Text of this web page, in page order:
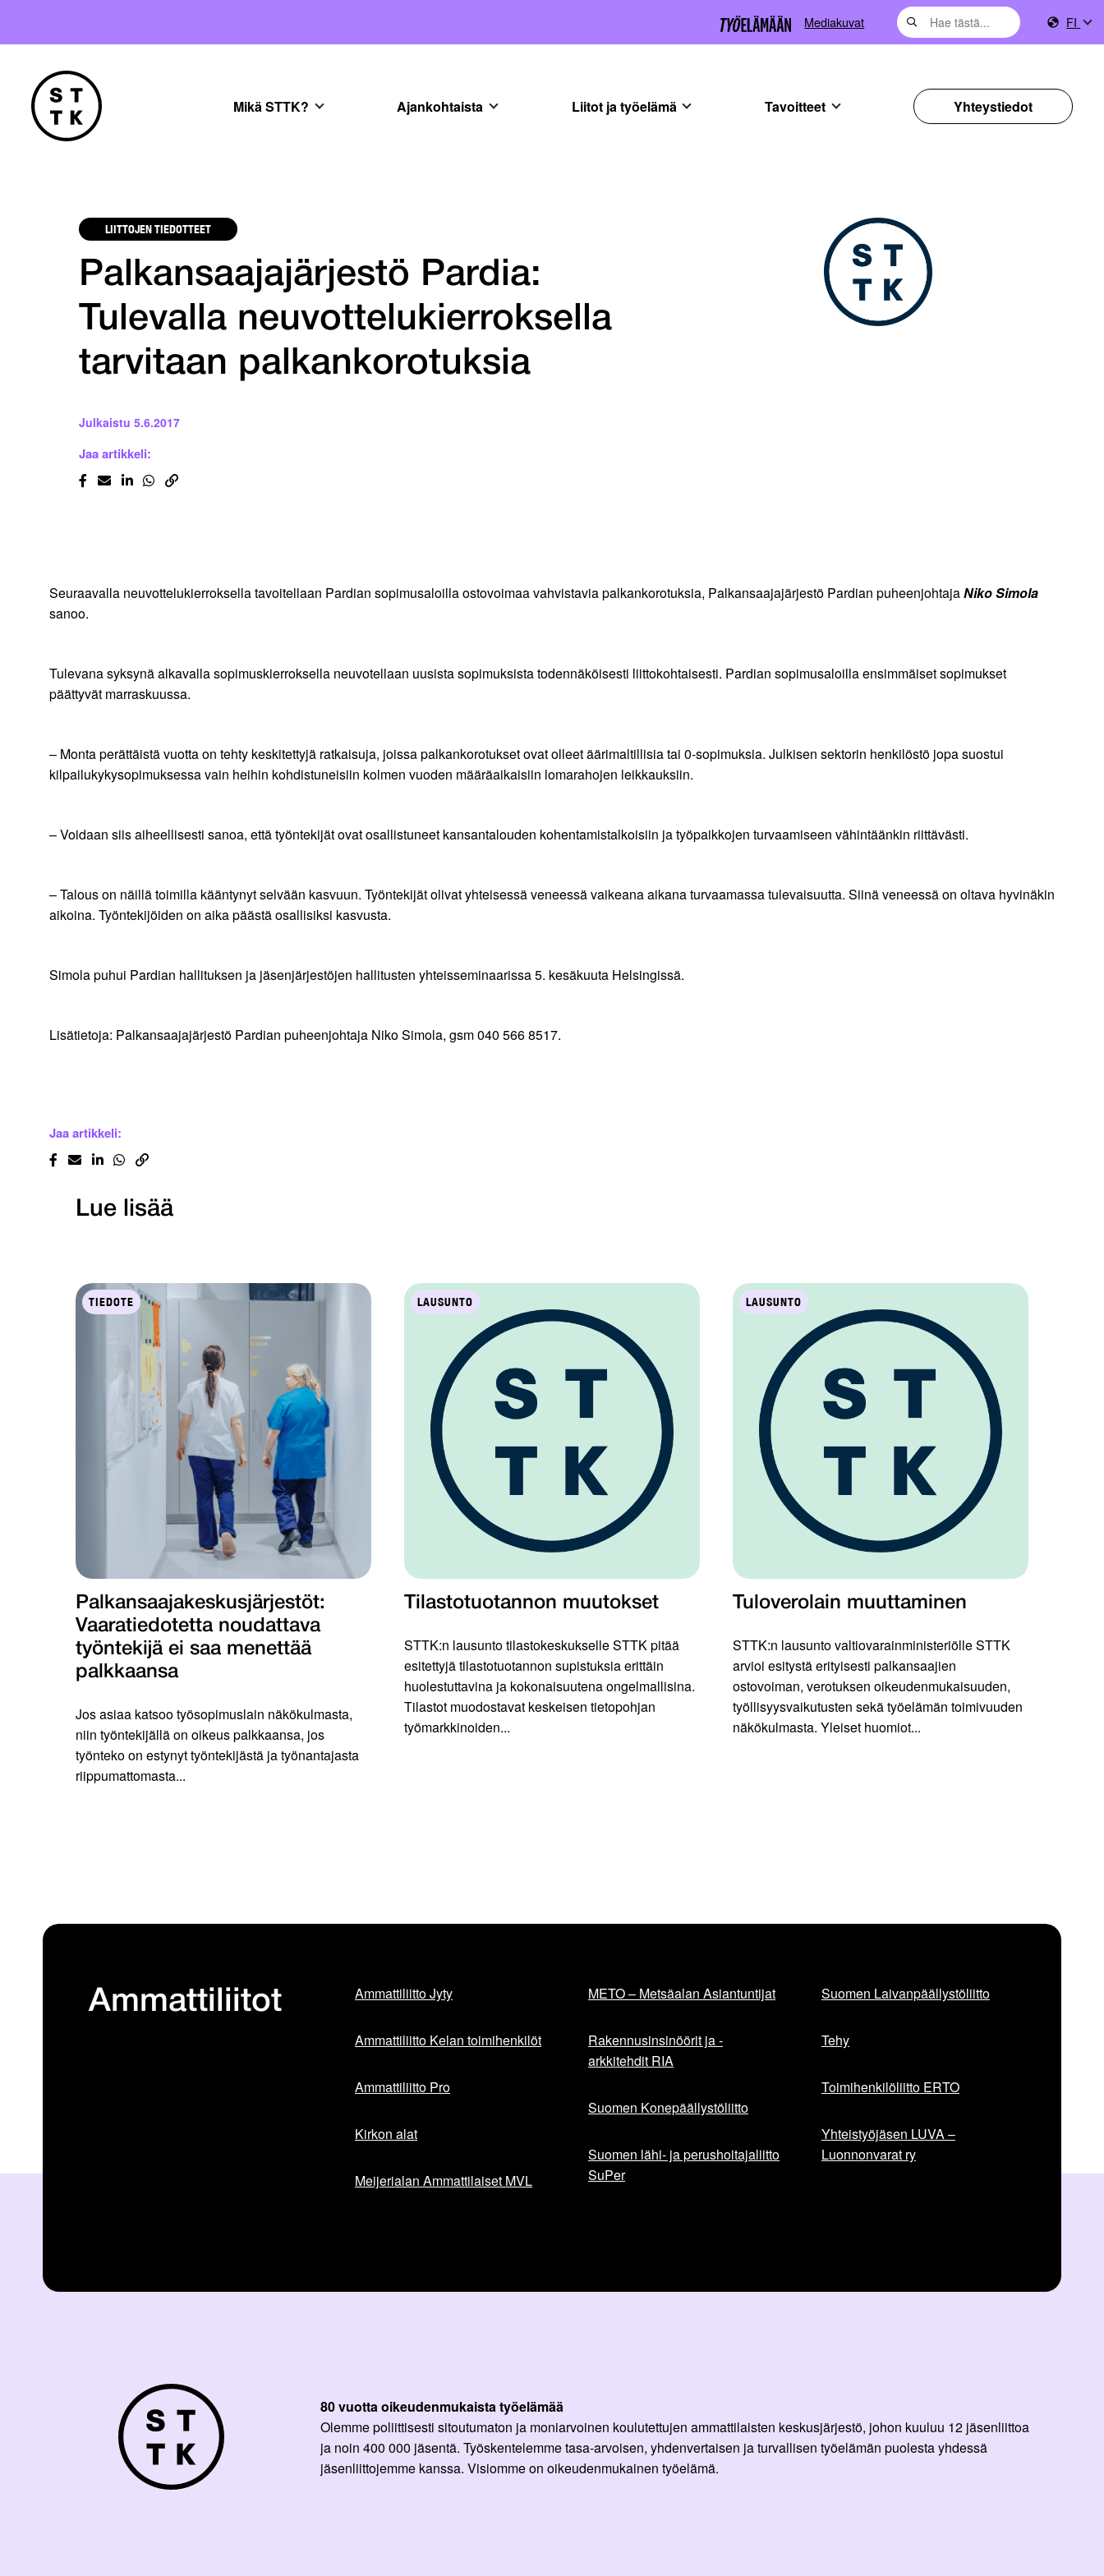
Mediakuvat FI
Mikä STTK? Ajankohtaista Liitot ja työelämä Tavoitteet Yhteystiedot
LIITTOJEN TIEDOTTEET
Palkansaajajärjestö Pardia:
Tulevalla neuvottelukierroksella
tarvitaan palkankorotuksia
Julkaistu 5.6.2017
Jaa artikkeli:
Seuraavalla neuvottelukierroksella tavoitellaan Pardian sopimusaloilla ostovoimaa vahvistavia palkankorotuksia, Palkansaajajärjestö Pardian puheenjohtajaNiko Simola
sanoo.
Tulevana syksynä alkavalla sopimuskierroksella neuvotellaan uusista sopimuksista todennäköisesti liittokohtaisesti. Pardian sopimusaloilla ensimmäiset sopimukset
päättyvät marraskuussa.
– Monta perättäistä vuotta on tehty keskitettyjä ratkaisuja, joissa palkankorotukset ovat olleet äärimaltillisia tai 0-sopimuksia. Julkisen sektorin henkilöstö jopa suostui
kilpailukykysopimuksessa vain heihin kohdistuneisiin kolmen vuoden määräaikaisiin lomarahojen leikkauksiin.
– Voidaan siis aiheellisesti sanoa, että työntekijät ovat osallistuneet kansantalouden kohentamistalkoisiin ja työpaikkojen turvaamiseen vähintäänkin riittävästi.
– Talous on näillä toimilla kääntynyt selvään kasvuun. Työntekijät olivat yhteisessä veneessä vaikeana aikana turvaamassa tulevaisuutta. Siinä veneessä on oltava hyvinäkin
aikoina. Työntekijöiden on aika päästä osallisiksi kasvusta.
Simola puhui Pardian hallituksen ja jäsenjärjestöjen hallitusten yhteisseminaarissa 5. kesäkuuta Helsingissä.
Lisätietoja: Palkansaajajärjestö Pardian puheenjohtaja Niko Simola, gsm 040 566 8517.
Jaa artikkeli:
Lue lisää
TIEDOTE
Palkansaajakeskus­järjestöt:
Vaaratiedotetta noudattava
työntekijä ei saa menettää
palkkaansa
Jos asiaa katsoo työsopimuslain näkökulmasta,
niin työntekijällä on oikeus palkkaansa, jos
työnteko on estynyt työntekijästä ja työnantajasta
riippumattomasta...
LAUSUNTO
Tilastotuotannon muutokset
STTK:n lausunto tilastokeskukselle STTK pitää
esitettyjä tilastotuotannon supistuksia erittäin
huolestuttavina ja kokonaisuutena ongelmallisina.
Tilastot muodostavat keskeisen tietopohjan
työmarkkinoiden...
LAUSUNTO
Tuloverolain muuttaminen
STTK:n lausunto valtiovarainministeriölle STTK
arvioi esitystä erityisesti palkansaajien
ostovoiman, verotuksen oikeudenmukaisuuden,
työllisyysvaikutusten sekä työelämän toimivuuden
näkökulmasta. Yleiset huomiot...
Ammattiliitot Ammattiliitto Jyty
Ammattiliitto Kelan toimihenkilöt
Ammattiliitto Pro
Kirkon alat
Meijerialan Ammattilaiset MVL
METO – Metsäalan Asiantuntijat
Rakennusinsinöörit ja -
arkkitehdit RIA
Suomen Konepäällystöliitto
Suomen lähi- ja perushoitajaliitto
SuPer
Suomen Laivanpäällystöliitto
Tehy
Toimihenkilöliitto ERTO
Yhteistyöjäsen LUVA –
Luonnonvarat ry
80 vuotta oikeudenmukaista työelämää
Olemme poliittisesti sitoutumaton ja moniarvoinen koulutettujen ammattilaisten keskusjärjestö, johon kuuluu 12 jäsenliittoa
ja noin 400 000 jäsentä. Työskentelemme tasa-arvoisen, yhdenvertaisen ja turvallisen työelämän puolesta yhdessä
jäsenliittojemme kanssa. Visiomme on oikeudenmukainen työelämä.